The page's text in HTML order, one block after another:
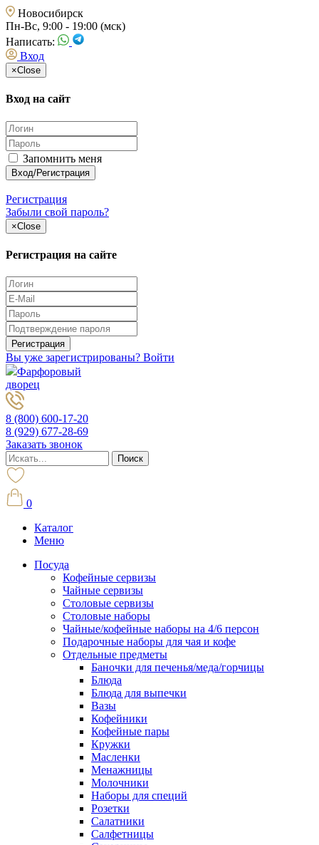
Новосибирск
Пн-Вс, 9:00 - 19:00 (мск)
Написать:
Вход
×Close
Вход на сайт
Запомнить меня
Регистрация
Забыли свой пароль?
×Close
Регистрация на сайте
Вы уже зарегистрированы? Войти
Фарфоровый
дворец
8 (800) 600-17-20
8 (929) 677-28-69
Заказать звонок
0
Каталог
Меню
Посуда
Кофейные сервизы
Чайные сервизы
Столовые сервизы
Столовые наборы
Чайные/кофейные наборы на 4/6 персон
Подарочные наборы для чая и кофе
Отдельные предметы
Баночки для печенья/меда/горчицы
Блюда
Блюда для выпечки
Вазы
Кофейники
Кофейные пары
Кружки
Масленки
Менажницы
Молочники
Наборы для специй
Розетки
Салатники
Салфетницы